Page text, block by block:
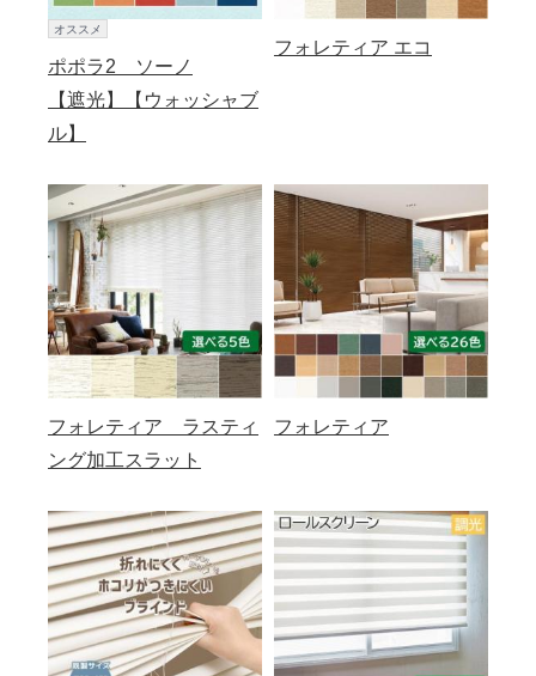
オススメ
ポポラ2 ソーノ
【遮光】【ウォッシャブ
ル】
フォレティア エコ
フォレティア ラスティ
ング加工スラット
フォレティア